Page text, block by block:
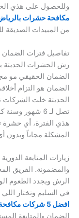
وللحصول على هذي
مكافحة حشرات
من المبيدات الصديقة
تفاصيل فترات الضمان
رش الحشرات الحديثة
الضمان الحقيقي مو
الضمان هو التزام
الحديثة خلت
تصل لـ 6 شهور
هذي الفترة، أي حشرة
المشكلة مجاناً وبدون
زيارات المتابعة
والمضمونة. الفريق
الرش ويجدد الطعوم
في السليم وتختار
افضل 5 شركات مكافحة حشرات
الضمان والمتابعة